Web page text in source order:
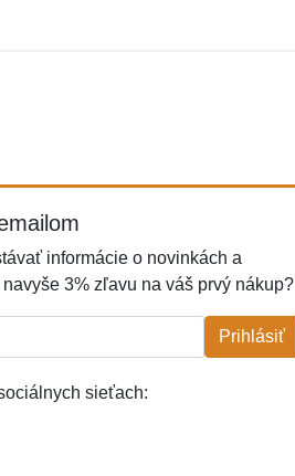
informácie o novinkách a
3% zľavu na váš prvý nákup?
Prihlásiť
sieťach: